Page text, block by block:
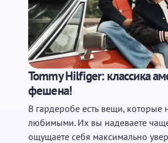
Tommy Hilfiger: классика
фешена!
В гардеробе есть вещи, которые
любимыми. Их вы надеваете
ощущаете себя максимально